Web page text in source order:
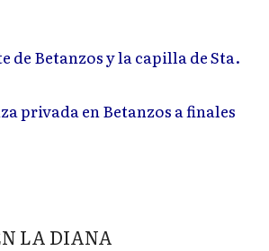
de Betanzos y la capilla de Sta.
privada en Betanzos a finales
LA DIANA